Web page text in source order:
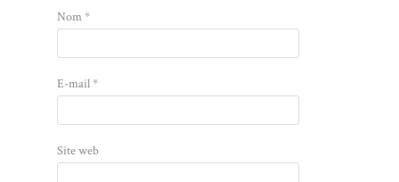
Nom*
E-mail*
Site web